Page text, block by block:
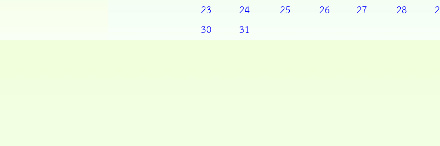
23
24 25 26 27 28
30
31